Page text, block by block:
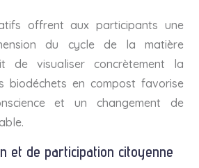
offrent aux participants une
du cycle de la matière
de visualiser concrètement la
biodéchets en compost favorise
et un changement de
et de participation citoyenne